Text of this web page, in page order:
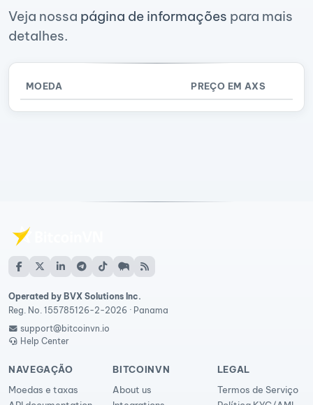
Veja nossa página de informações para mais
detalhes.
MOEDA PREÇO EM AXS
Operated by BVX Solutions Inc.
Reg. No. 155785126-2-2026 · Panama
support@bitcoinvn.io
Help Center
NAVEGAÇÃO
Moedas e taxas
BITCOINVN
About us
LEGAL
Termos de Serviço